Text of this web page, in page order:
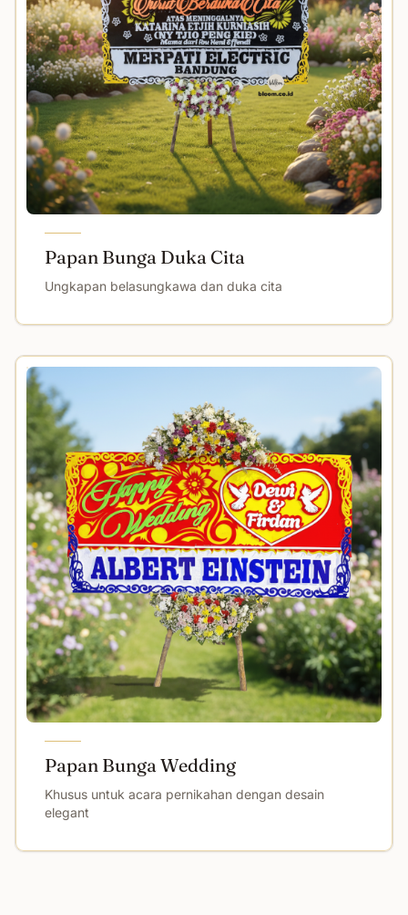
Papan Bunga Duka Cita
Ungkapan belasungkawa dan duka cita
Papan Bunga Wedding
Khusus untuk acara pernikahan dengan desain
elegant